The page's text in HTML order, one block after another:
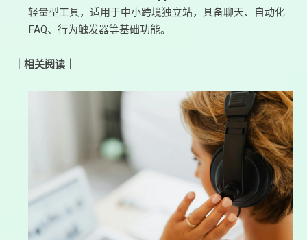
轻量型工具，适用于中小跨境独立站，具备聊天、自动化
FAQ、行为触发器等基础功能。
｜相关阅读｜